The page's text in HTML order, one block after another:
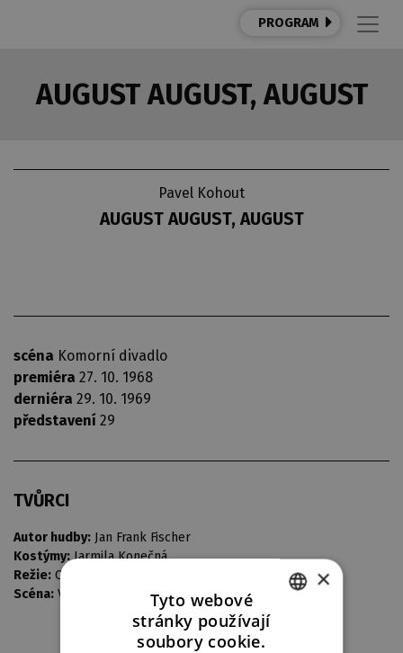
PROGRAM
AUGUST AUGUST, AUGUST
Pavel Kohout
AUGUST AUGUST, AUGUST
scéna Komorní divadlo
premiéra 27. 10. 1968
derniéra 29. 10. 1969
představení 29
TVŮRCI
Autor hudby: Jan Frank Fischer
Kostýmy: Jarmila Konečná
Režie: Oto Ševčík
Scéna: Vladimír Heller
×
Tyto webové
stránky používají
soubory cookie.